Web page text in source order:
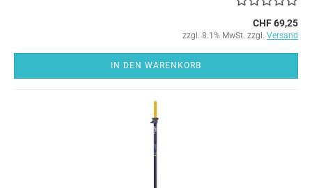
CHF 69,25
zzgl. 8.1% MwSt. zzgl. Versand
IN DEN WARENKORB